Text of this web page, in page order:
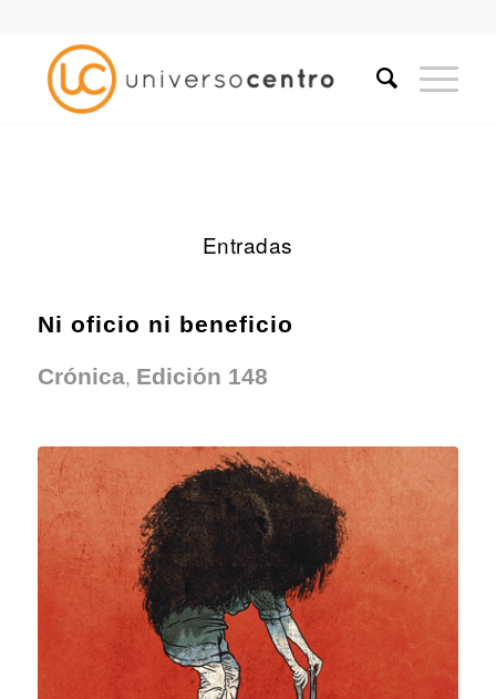
Entradas
Ni oficio ni beneficio
Crónica, Edición 148